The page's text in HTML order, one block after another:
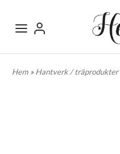
Hem » Hantverk / träprodukter